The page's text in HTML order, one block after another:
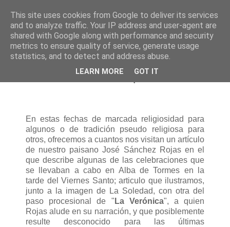
El Viernes Santo en mi pueblo
En estas fechas de marcada religiosidad para
algunos o de tradición pseudo religiosa para
otros, ofrecemos a cuantos nos visitan un artículo
de nuestro paisano José Sánchez Rojas en el
que describe algunas de las celebraciones que
se llevaban a cabo en Alba de Tormes en la
tarde del Viernes Santo; articulo que ilustramos,
junto a la imagen de La Soledad, con otra del
paso procesional de " La Verónica", a quien
Rojas alude en su narración, y que posiblemente
resulte desconocido para las últimas
This site uses cookies from Google to deliver its services
and to analyze traffic. Your IP address and user-agent are
shared with Google along with performance and security
metrics to ensure quality of service, generate usage
statistics, and to detect and address abuse.
LEARN MORE GOT IT